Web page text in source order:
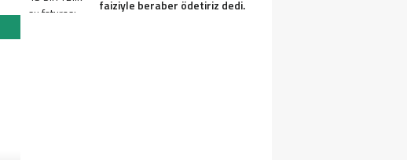
faiziyle beraber ödetiriz dedi.